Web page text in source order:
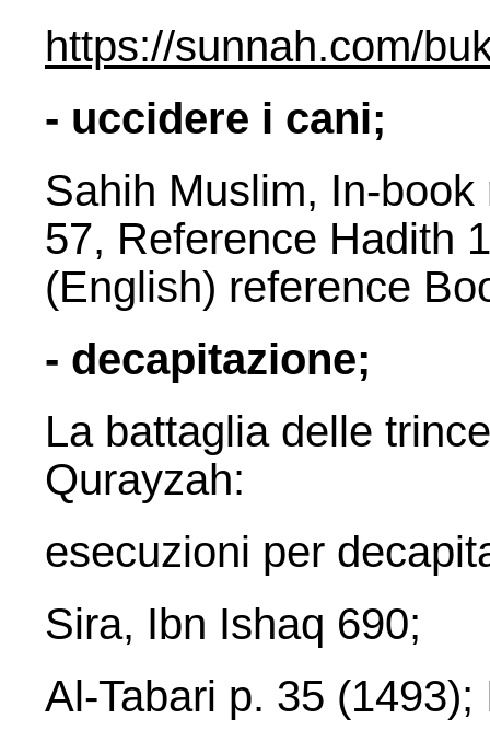
https://sunnah.com/
- uccidere i cani;
Sahih Muslim, In-
57, Reference Hadith
(English) reference
- decapitazione;
La battaglia delle
Qurayzah:
esecuzioni per
Sira, Ibn Ishaq 690;
Al-Tabari p. 35